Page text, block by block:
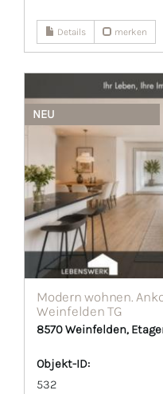
Details merken
NEU
Modern wohnen.
Weinfelden TG
8570 Weinfelden,
Objekt-ID:
532